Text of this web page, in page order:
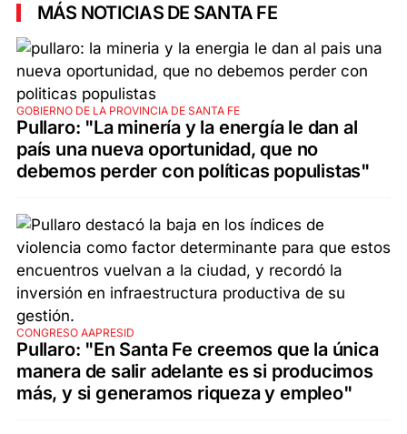
MÁS NOTICIAS DE SANTA FE
GOBIERNO DE LA PROVINCIA DE SANTA FE
Pullaro: "La minería y la energía le dan al
país una nueva oportunidad, que no
debemos perder con políticas populistas"
CONGRESO AAPRESID
Pullaro: "En Santa Fe creemos que la única
manera de salir adelante es si producimos
más, y si generamos riqueza y empleo"